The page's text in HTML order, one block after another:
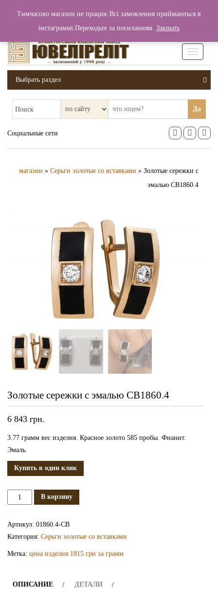
Вход / Регистрация 0 грн.
Выбрать раздел
Поиск Да
Социальные сети
магазин » Серьги золотые со вставками » Золотые сережки с
эмалью СВ1860.4
Золотые сережки с эмалью СВ1860.4
6 843 грн.
3.77 грамм вес изделия. Красное золото 585 пробы. Фианит.
Эмаль.
Купить в один клик
Количество
СВ1860.4
В корзину
Артикул: 01860.4-СВ
Категория: Серьги золотые со вставками
Метка: цена изделия 1815 грн за грамм
ОПИСАНИЕ ДЕТАЛИ
Тимчасово магазин не працює.Всі замовлення приймаються в
інстаграммі.Переходьте за посиланням. Закрыть